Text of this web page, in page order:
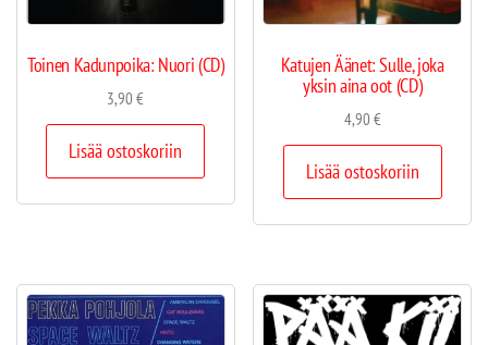
Toinen Kadunpoika: Nuori (CD)
3,90€
Lisää ostoskoriin
Katujen Äänet: Sulle, joka
yksin aina oot (CD)
4,90€
Lisää ostoskoriin